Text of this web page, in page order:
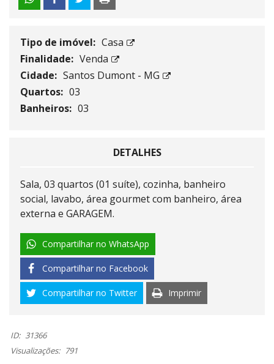
Tipo de imóvel: Casa
Finalidade: Venda
Cidade: Santos Dumont - MG
Quartos: 03
Banheiros: 03
DETALHES
Sala, 03 quartos (01 suíte), cozinha, banheiro
social, lavabo, área gourmet com banheiro, área
externa e GARAGEM.
Compartilhar no WhatsApp
Compartilhar no Facebook
Compartilhar no Twitter Imprimir
ID: 31366
Visualizações: 791